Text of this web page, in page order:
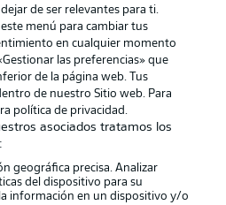
Trabajos
Condiciones de uso
Contacto
de ser relevantes para ti.
menú para cambiar tus
en cualquier momento
las preferencias» que
de la página web. Tus
de nuestro Sitio web. Para
política de privacidad.
asociados tratamos los
geográfica precisa. Analizar
del dispositivo para su
información en un dispositivo y/o